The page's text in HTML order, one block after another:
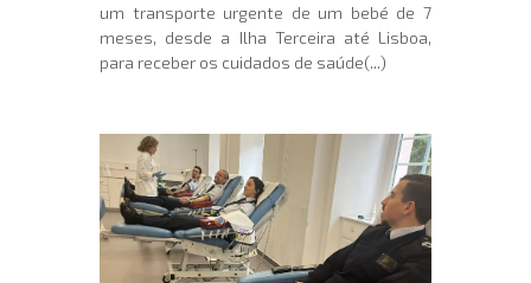
um transporte urgente de um bebé de 7
meses, desde a Ilha Terceira até Lisboa,
para receber os cuidados de saúde(...)